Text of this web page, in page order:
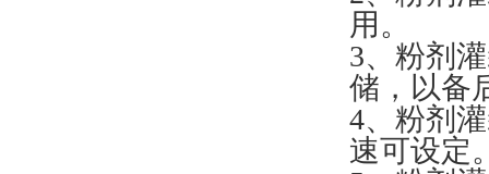
用。
3、粉剂
储，以备
4、粉剂
速可设定